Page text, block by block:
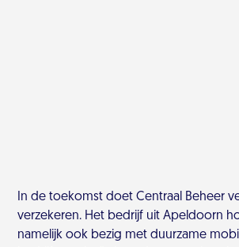
In de toekomst doet Centraal Beheer
verzekeren. Het bedrijf uit Apeldoorn
namelijk ook bezig met duurzame